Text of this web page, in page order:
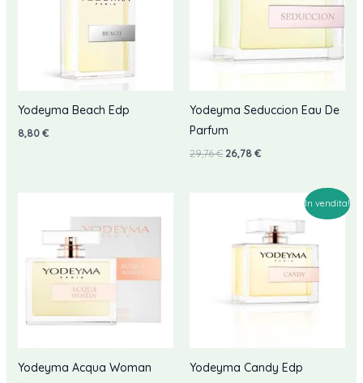
Yodeyma Beach Edp
8,80€
Yodeyma Seduccion Eau De
Parfum
29,76€Il
26,78€Il
Yodeyma Acqua Woman
In vendita!
Yodeyma Candy Edp